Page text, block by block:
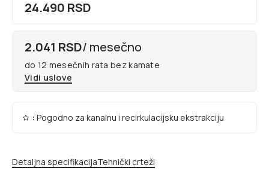
24.490 RSD
2.041 RSD/ mesečno
do 12 mesečnih rata bez kamate
Vidi uslove
: Pogodno za kanalnu i recirkulacijsku ekstrakciju
Detaljna specifikacijaTehnički crteži